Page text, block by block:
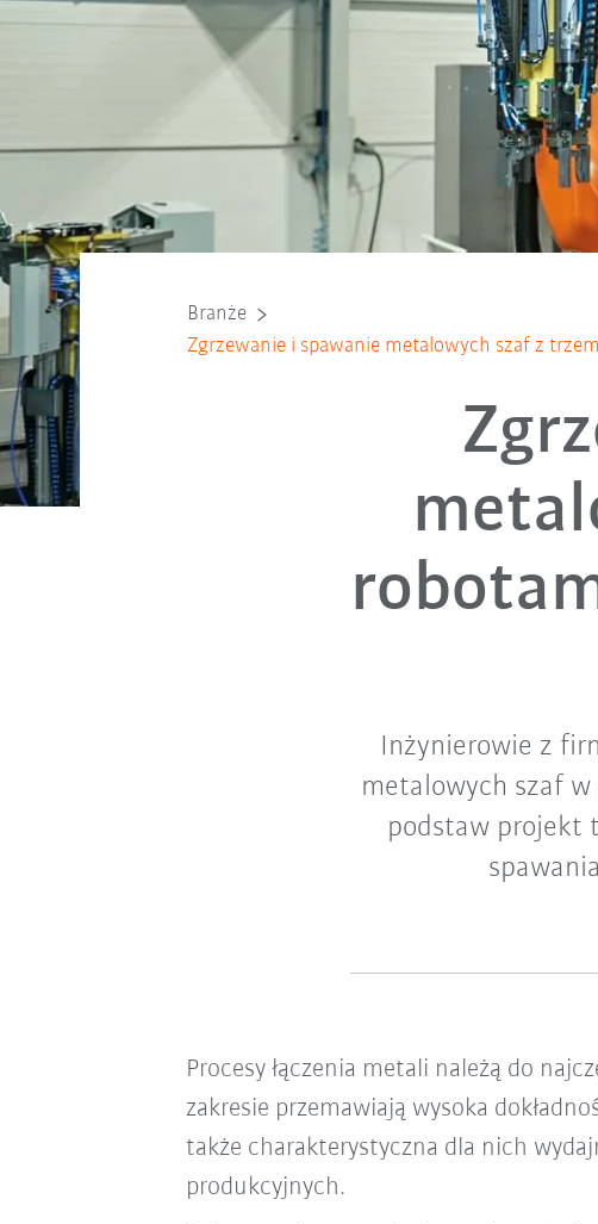
Branże
Zgrzewanie i spawanie metalowych szaf z
Inżynierowie z
metalowych szaf w
podstaw projekt
Procesy łączenia metali należą do
zakresie przemawiają wysoka
także charakterystyczna dla nich
produkcyjnych.